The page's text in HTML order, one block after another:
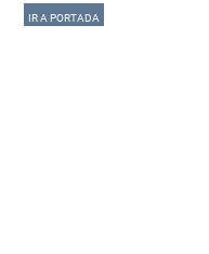
IR A PORTADA